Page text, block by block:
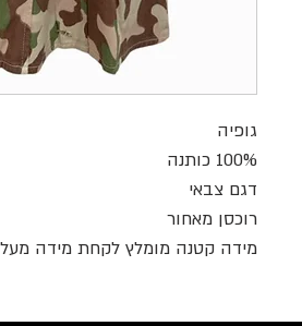
גופיה
100% כותנה
דגם צבאי
רוכסן מאחור
מידה קטנה מומלץ לקחת מידה מעל